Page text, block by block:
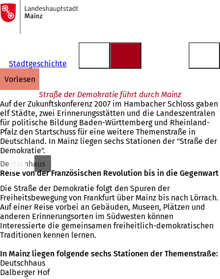
Inhalt anspringen
Zur
Startseite
Stadtgeschichte
vorlesen
Straße der Demokratie führt durch Mainz
Auf der Zukunftskonferenz 2007 im Hambacher Schloss gaben
elf Städte, zwei Erinnerungsstätten und die Landeszentralen
für politische Bildung Baden-Württemberg und Rheinland-
Pfalz den Startschuss für eine weitere Themenstraße in
Deutschland. In Mainz liegen sechs Stationen der "Straße der
Demokratie".
Deutschhaus
Reise von der Französischen Revolution bis in die Gegenwart
Die Straße der Demokratie folgt den Spuren der
Freiheitsbewegung von Frankfurt über Mainz bis nach Lörrach.
Auf einer Reise vorbei an Gebäuden, Museen, Plätzen und
anderen Erinnerungsorten im Südwesten können
Interessierte die gemeinsamen freiheitlich-demokratischen
Traditionen kennen lernen.
In Mainz liegen folgende sechs Stationen der Themenstraße:
Deutschhaus
Dalberger Hof